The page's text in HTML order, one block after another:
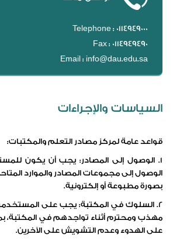
Telephone : 0114949000
Fax : 0114949490
Email : info@dau.edu.sa
السياسات والإجراءات
قواعد عامة لمركز مصادر التعلم والمكتبات:
1. الوصول إلى المصادر: يجب أن يكون
الوصول إلى مجموعات المصادر والموارد
بصورة مطبوعة أو إلكترونية.
2. السلوك في المكتبة: يجب على
مهذب ومحترم أثناء تواجدهم في المكتبة،
على الهدوء وعدم التشويش على الآخرين.